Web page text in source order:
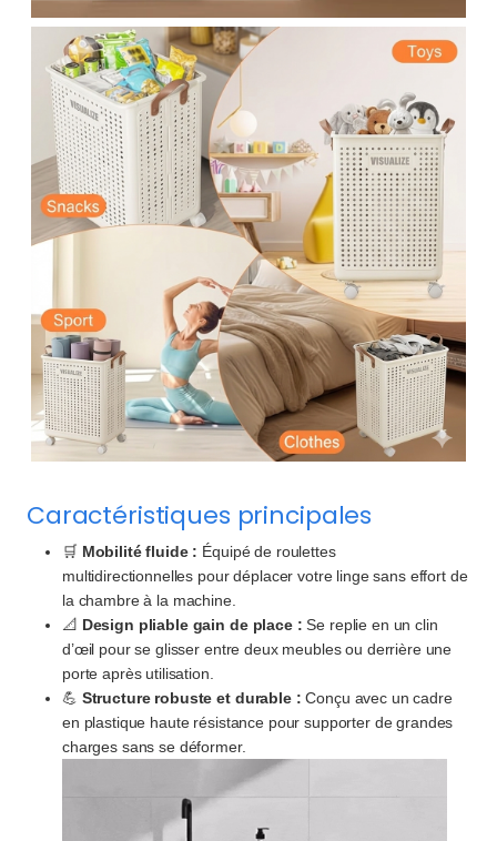
Caractéristiques principales
🛒 Mobilité fluide : Équipé de roulettes
multidirectionnelles pour déplacer votre linge sans effort de
la chambre à la machine.
📐 Design pliable gain de place : Se replie en un clin
d’œil pour se glisser entre deux meubles ou derrière une
porte après utilisation.
💪 Structure robuste et durable : Conçu avec un cadre
en plastique haute résistance pour supporter de grandes
charges sans se déformer.